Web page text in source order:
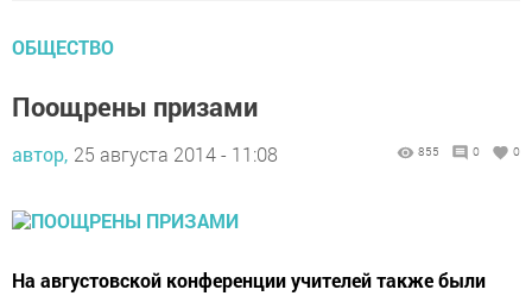
ОБЩЕСТВО
Поощрены призами
автор, 25 августа 2014 - 11:08 855 0 0
На августовской конференции учителей также были